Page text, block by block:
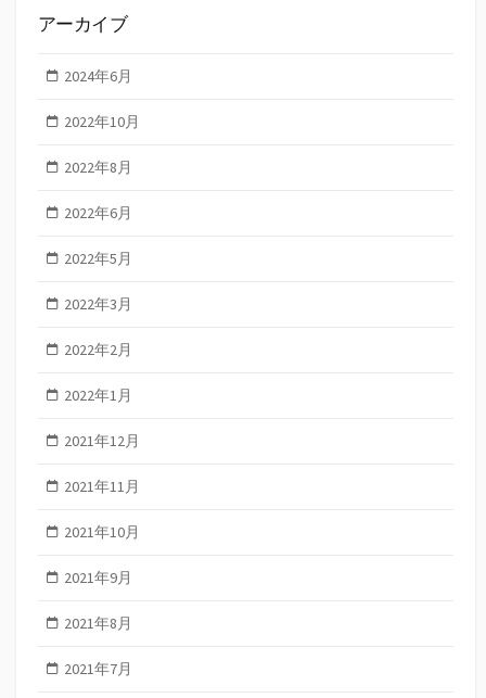
アーカイブ
2024年6月
2022年10月
2022年8月
2022年6月
2022年5月
2022年3月
2022年2月
2022年1月
2021年12月
2021年11月
2021年10月
2021年9月
2021年8月
2021年7月